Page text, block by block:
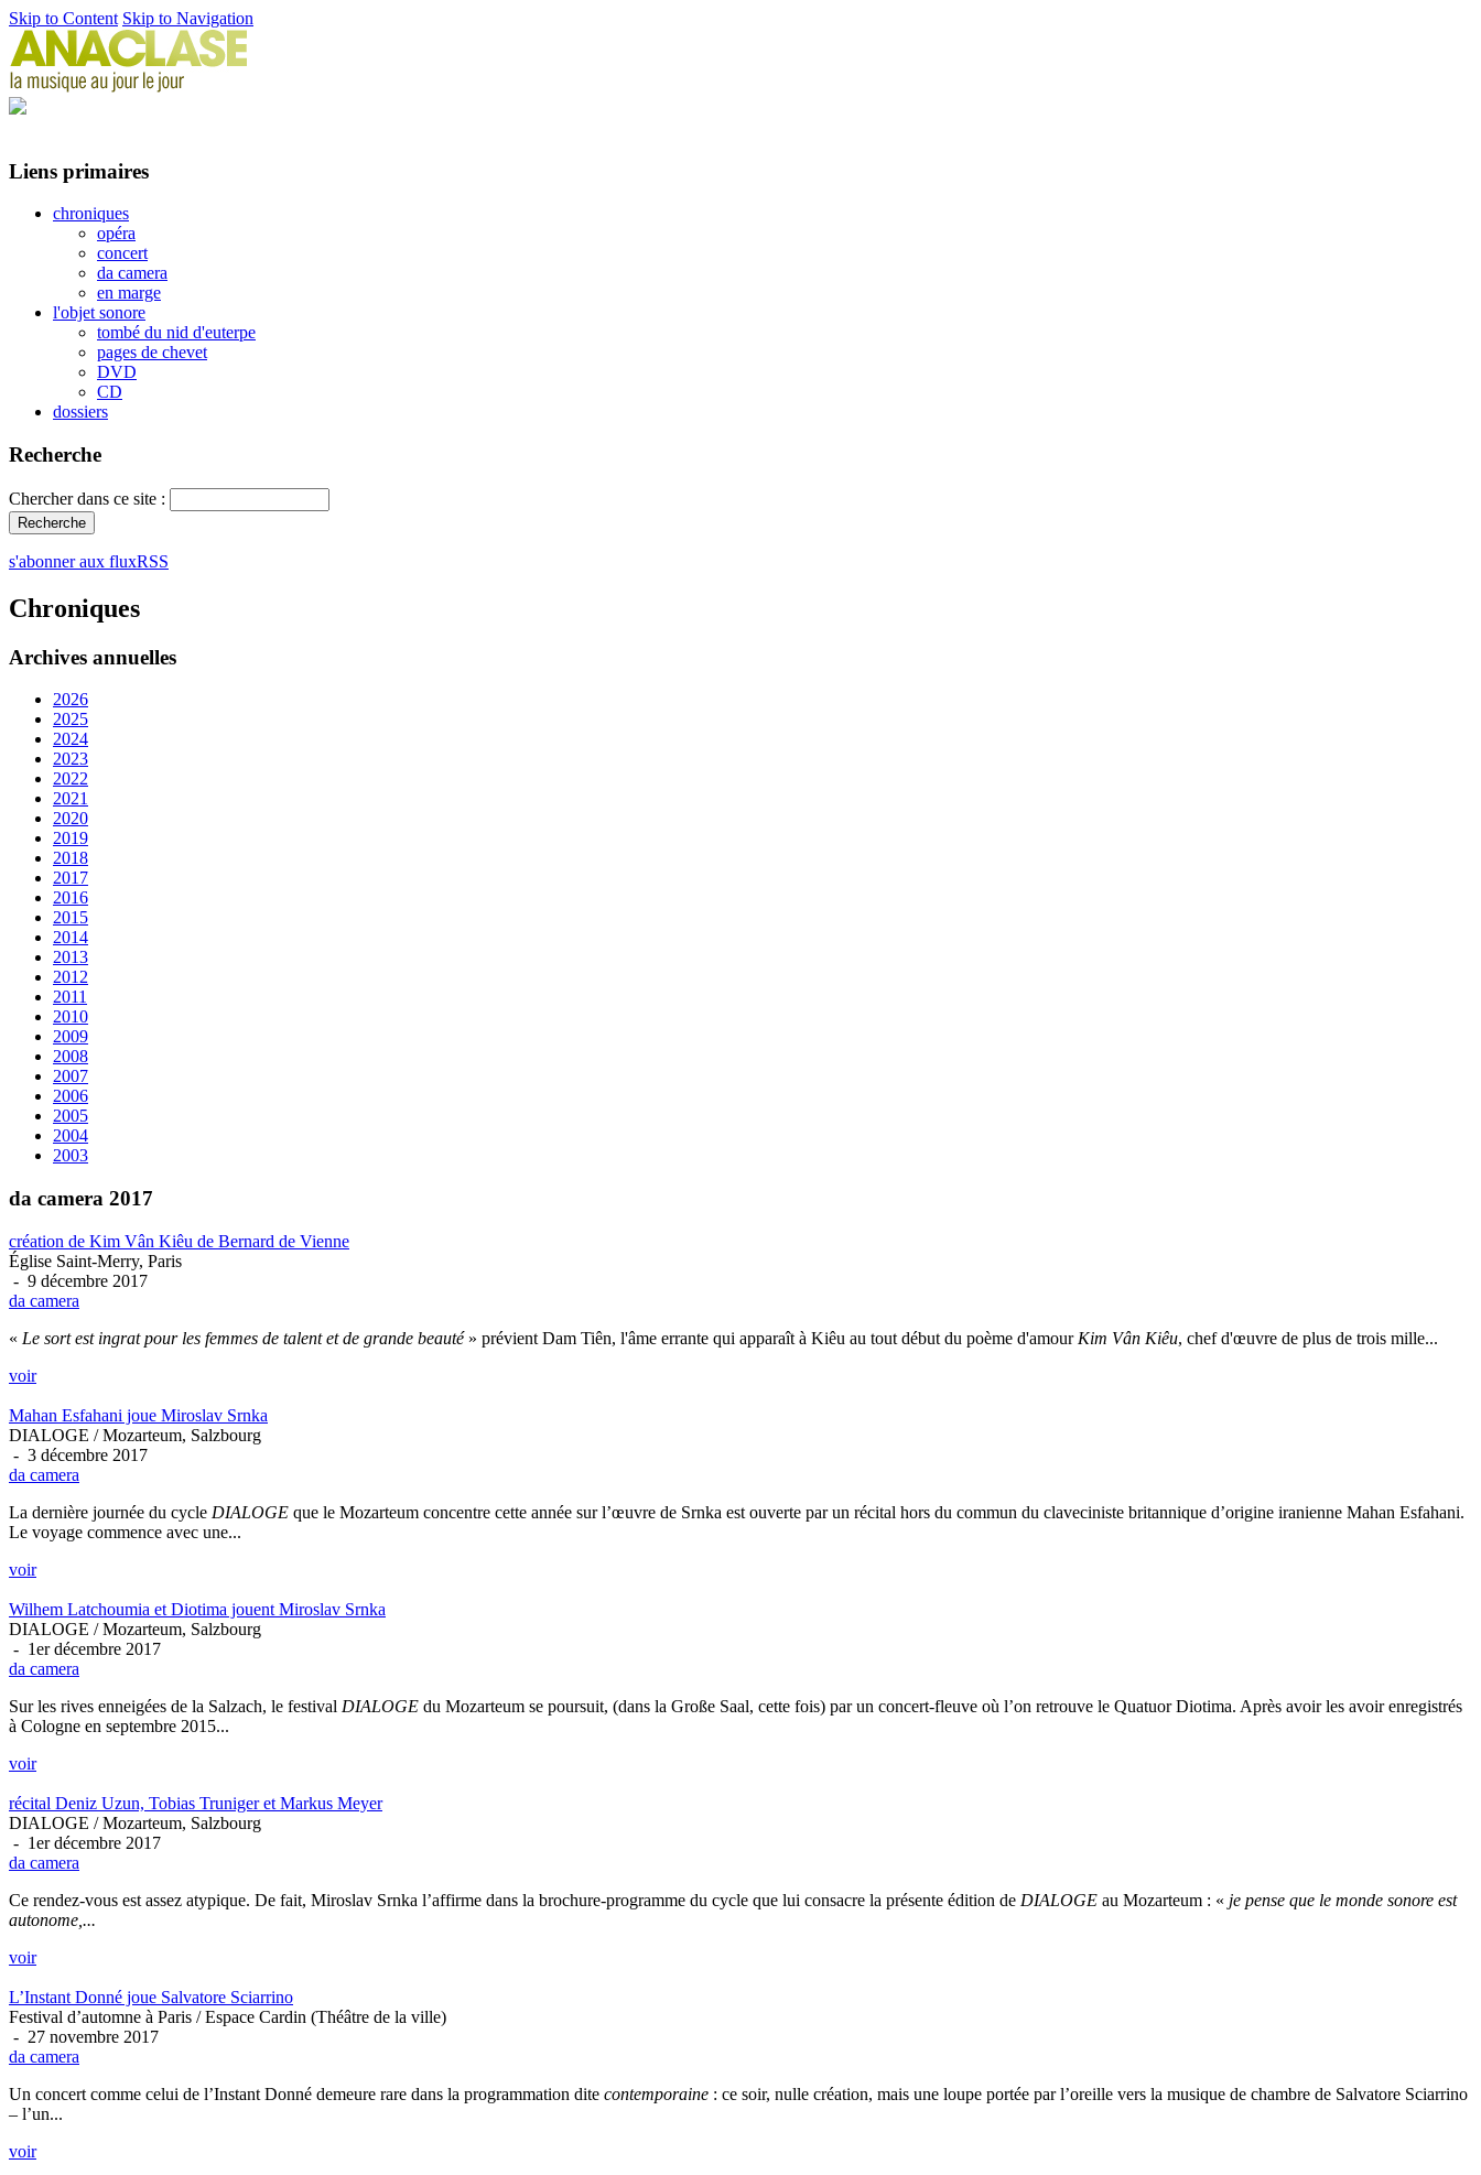
Skip to Content Skip to Navigation
Liens primaires
chroniques
opéra
concert
da camera
en marge
l'objet sonore
tombé du nid d'euterpe
pages de chevet
DVD
CD
dossiers
Recherche
Chercher dans ce site :
s'abonner aux fluxRSS
Chroniques
Archives annuelles
2026
2025
2024
2023
2022
2021
2020
2019
2018
2017
2016
2015
2014
2013
2012
2011
2010
2009
2008
2007
2006
2005
2004
2003
da camera 2017
création de Kim Vân Kiêu de Bernard de Vienne
Église Saint-Merry, Paris
- 9 décembre 2017
da camera
« Le sort est ingrat pour les femmes de talent et de grande beauté » prévient Dam Tiên, l'âme errante qui apparaît à Kiêu au tout début du poème d'amour Kim Vân Kiêu, chef d'œuvre de plus de trois mille...
voir
Mahan Esfahani joue Miroslav Srnka
DIALOGE / Mozarteum, Salzbourg
- 3 décembre 2017
da camera
La dernière journée du cycle DIALOGE que le Mozarteum concentre cette année sur l’œuvre de Srnka est ouverte par un récital hors du commun du claveciniste britannique d’origine iranienne Mahan Esfahani.
Le voyage commence avec une...
voir
Wilhem Latchoumia et Diotima jouent Miroslav Srnka
DIALOGE / Mozarteum, Salzbourg
- 1er décembre 2017
da camera
Sur les rives enneigées de la Salzach, le festival DIALOGE du Mozarteum se poursuit, (dans la Große Saal, cette fois) par un concert-fleuve où l’on retrouve le Quatuor Diotima. Après avoir les avoir enregistrés
à Cologne en septembre 2015...
voir
récital Deniz Uzun, Tobias Truniger et Markus Meyer
DIALOGE / Mozarteum, Salzbourg
- 1er décembre 2017
da camera
Ce rendez-vous est assez atypique. De fait, Miroslav Srnka l’affirme dans la brochure-programme du cycle que lui consacre la présente édition de DIALOGE au Mozarteum : « je pense que le monde sonore est
autonome,...
voir
L’Instant Donné joue Salvatore Sciarrino
Festival d’automne à Paris / Espace Cardin (Théâtre de la ville)
- 27 novembre 2017
da camera
Un concert comme celui de l’Instant Donné demeure rare dans la programmation dite contemporaine : ce soir, nulle création, mais une loupe portée par l’oreille vers la musique de chambre de Salvatore Sciarrino
– l’un...
voir